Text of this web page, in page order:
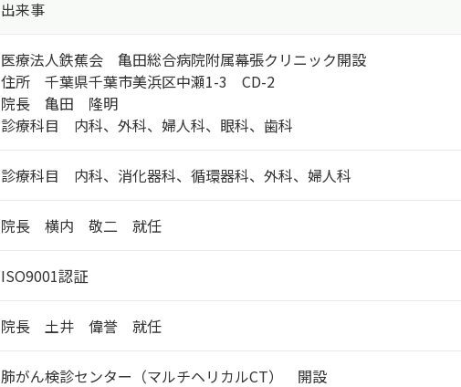
出来事
医療法人鉄蕉会 亀田総合病院附属幕張クリニック開設
住所 千葉県千葉市美浜区中瀬1-3 CD-2
院長 亀田 隆明
診療科目 内科、外科、婦人科、眼科、歯科
診療科目 内科、消化器科、循環器科、外科、婦人科
院長 横内 敬二 就任
ISO9001認証
院長 土井 偉誉 就任
肺がん検診センター（マルチヘリカルCT） 開設